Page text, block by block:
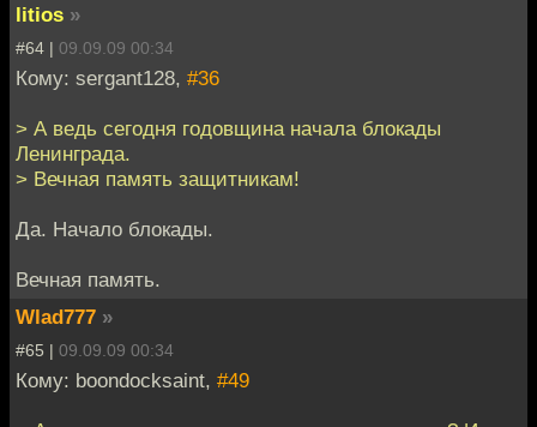
litios »
#64 | 09.09.09 00:34
Кому: sergant128, #36
> А ведь сегодня годовщина начала блокады
Ленинграда.
> Вечная память защитникам!
Да. Начало блокады.
Вечная память.
Wlad777 »
#65 | 09.09.09 00:34
Кому: boondocksaint, #49